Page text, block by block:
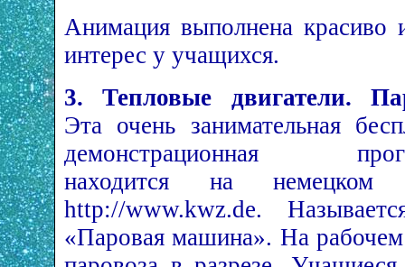
Анимация выполнена красиво
интерес у учащихся.
3. Тепловые двигатели.
Эта очень занимательная
демонстрационная
находится на немецком
http://www.k­­wz.de.
«Паровая машина». На